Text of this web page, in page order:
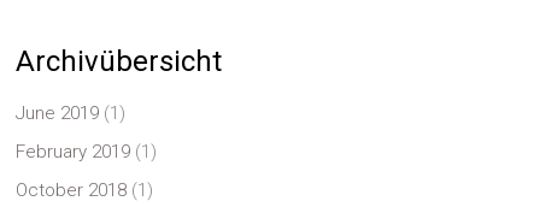
Archivübersicht
June 2019 (1)
February 2019 (1)
October 2018 (1)